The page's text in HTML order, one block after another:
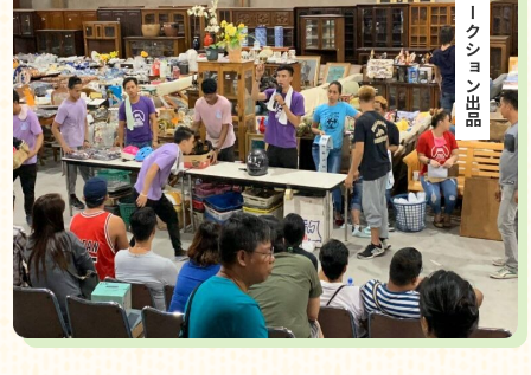
海外オークション出品